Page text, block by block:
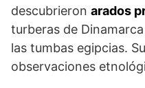
descubrieron arados
turberas de
las tumbas egipcias.
observaciones